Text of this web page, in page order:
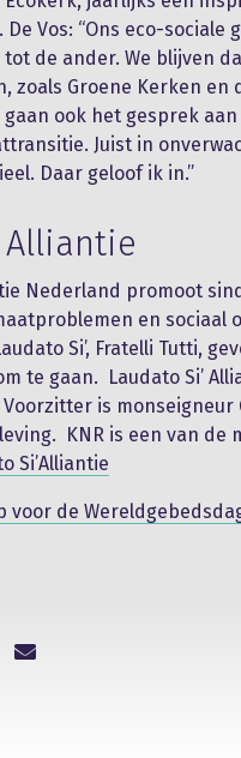
Vos: “Ons eco-
de ander. We blijven
zoals Groene Kerken
gaan ook het gesprek
Juist in
Daar geloof ik in.”
Alliantie
Nederland promoot
en sociaal
Si’, Fratelli Tutti,
te gaan. Laudato Si’
is
KNR is een van de
Si’Alliantie
voor de